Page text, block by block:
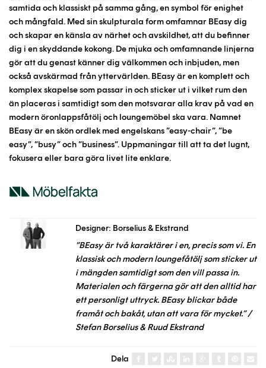
samtida och klassiskt på samma gång, en symbol för enighet
och mångfald. Med sin skulpturala form omfamnar BEasy dig
och skapar en känsla av närhet och avskildhet, att du befinner
dig i en skyddande kokong. De mjuka och omfamnande linjerna
gör att du genast känner dig välkommen och inbjuden, men
också avskärmad från yttervärlden. BEasy är en komplett och
komplex skapelse som passar in och sticker ut i vilket rum den
än placeras i samtidigt som den motsvarar alla krav på vad en
modern öronlappsfåtölj och loungemöbel ska vara. Namnet
BEasy är en skön ordlek med engelskans ”easy-chair”, ”be
easy”, ”busy” och ”business”. Uppmaningar till att ta det lugnt,
fokusera eller bara göra livet lite enklare.
Designer: Borselius & Ekstrand
”BEasy är två karaktärer i en, precis som vi. En
klassisk och modern loungefåtölj som sticker ut
i mängden samtidigt som den vill passa in.
Materialen och färgerna gör att den alltid har
ett personligt uttryck. BEasy blickar både
framåt och bakåt, utan att vara för mycket.” /
Stefan Borselius & Ruud Ekstrand
Dela